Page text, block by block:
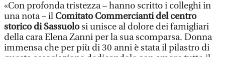
«Con profonda tristezza – hanno scritto i colleghi in
una nota – il Comitato Commercianti del centro
storico di Sassuolosi unisce al dolore dei famigliari
della cara Elena Zanni per la sua scomparsa. Donna
immensa che per più di 30 anni è stata il pilastro di